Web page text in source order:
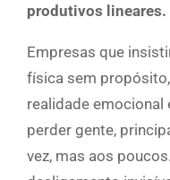
produtivos lineares.
Empresas que
física sem
realidade emocional
perder gente,
vez, mas aos